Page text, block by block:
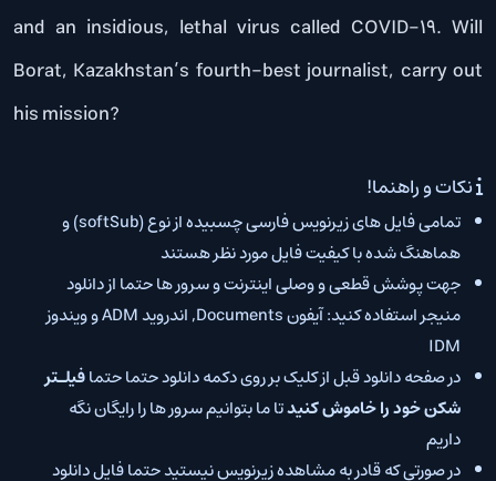
and an insidious, lethal virus called COVID-19. Will
Borat, Kazakhstan’s fourth-best journalist, carry out
his mission?
نکات و راهنما!
تمامی فایل های زیرنویس فارسی چسبیده از نوع (softSub) و
هماهنگ شده با کیفیت فایل مورد نظر هستند
جهت پوشش قطعی و وصلی اینترنت و سرور ها حتما از دانلود
منیجر استفاده کنید: آیفون Documents, اندروید ADM و ویندوز
IDM
در صفحه دانلود قبل از کلیک بر روی دکمه دانلود حتما حتمافیلـتر
شکن خود را خاموش کنیدتا ما بتوانیم سرور ها را رایگان نگه
داریم
در صورتی که قادر به مشاهده زیرنویس نیستید حتما فایل دانلود